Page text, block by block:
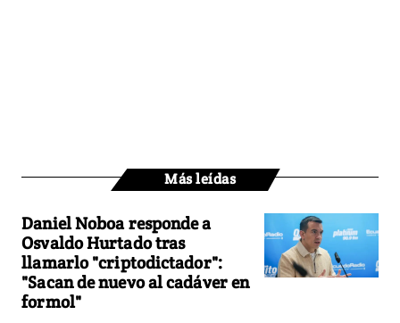
Más leídas
Daniel Noboa responde a
Osvaldo Hurtado tras
llamarlo "criptodictador":
"Sacan de nuevo al cadáver en
formol"